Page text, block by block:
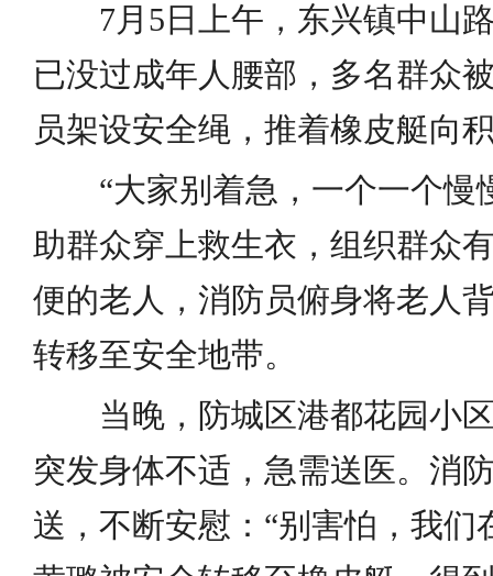
7月5日上午，东兴镇中山路
已没过成年人腰部，多名群众
员架设安全绳，推着橡皮艇向
“大家别着急，一个一个慢
助群众穿上救生衣，组织群众
便的老人，消防员俯身将老人
转移至安全地带。
当晚，防城区港都花园小区
突发身体不适，急需送医。消
送，不断安慰：“别害怕，我们